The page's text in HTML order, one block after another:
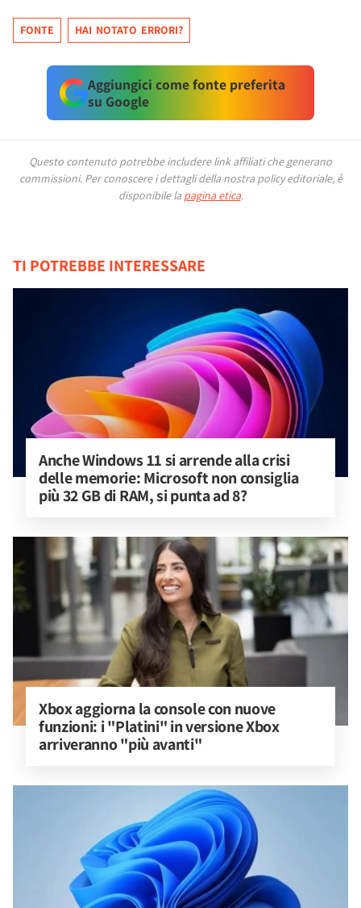
FONTE HAI NOTATO ERRORI?
Aggiungici come fonte preferita
su Google
Questo contenuto potrebbe includere link affiliati che generano
commissioni. Per conoscere i dettagli della nostra policy editoriale, è
disponibile la pagina etica.
TI POTREBBE INTERESSARE
Anche Windows 11 si arrende alla crisi
delle memorie: Microsoft non consiglia
più 32 GB di RAM, si punta ad 8?
Xbox aggiorna la console con nuove
funzioni: i "Platini" in versione Xbox
arriveranno "più avanti"